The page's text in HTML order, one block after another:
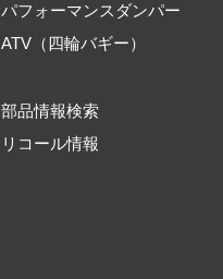
パフォーマンスダンパー
ATV（四輪バギー）
部品情報検索
リコール情報